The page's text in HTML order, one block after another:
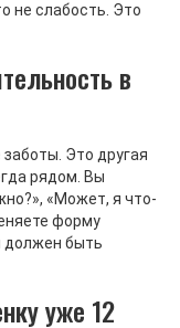
не слабость. Это
в
Это другая
рядом. Вы
«Может, я что-
форму
должен быть
уже 12